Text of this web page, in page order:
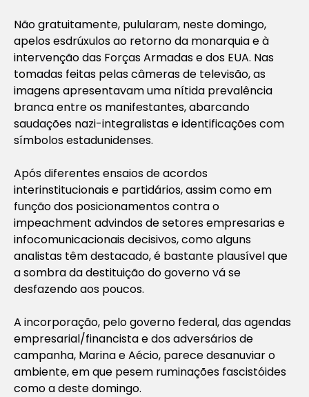
Não gratuitamente, pulularam, neste domingo,
apelos esdrúxulos ao retorno da monarquia e à
intervenção das Forças Armadas e dos EUA. Nas
tomadas feitas pelas câmeras de televisão, as
imagens apresentavam uma nítida prevalência
branca entre os manifestantes, abarcando
saudações nazi-integralistas e identificações com
símbolos estadunidenses.
Após diferentes ensaios de acordos
interinstitucionais e partidários, assim como em
função dos posicionamentos contra o
impeachment advindos de setores empresarias e
infocomunicacionais decisivos, como alguns
analistas têm destacado, é bastante plausível que
a sombra da destituição do governo vá se
desfazendo aos poucos.
A incorporação, pelo governo federal, das agendas
empresarial/financista e dos adversários de
campanha, Marina e Aécio, parece desanuviar o
ambiente, em que pesem ruminações fascistóides
como a deste domingo.